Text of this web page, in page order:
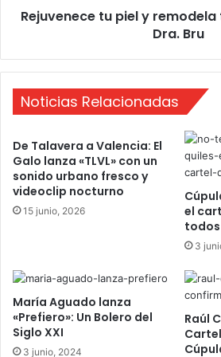
l
r
e
m
o
d
t
u
f
i
g
Rejuvenece tu piel y
Dra. Bru
Noticias Relacionadas
De Talavera a Valencia: El
Galo lanza «TLVL» con un
sonido urbano fresco y
videoclip nocturno
15 junio, 2026
el
3
María Aguado lanza
«Prefiero»: Un Bolero del
Siglo XXI
3 junio, 2024
Raúl